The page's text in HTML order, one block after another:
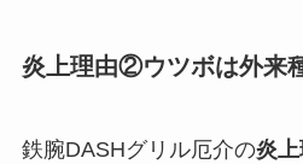
炎上理由②ウツボは外来
鉄腕DASHグリル厄介の炎